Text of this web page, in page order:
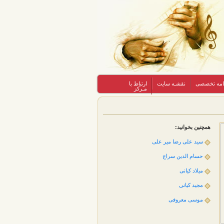
تخصصی نقشـه سایت
ارتباط با
مـرکز
همچنین بخوانید:
سید علی رضا میر علی
حسام الدین سراج
میلاد کیانی
مجید کیانی
موسی معروفی